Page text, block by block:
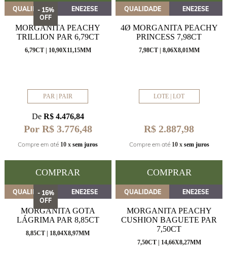
- 15%
OFF
QUALIDADE ENE2ESE
MORGANITA PEACHY
TRILLION PAR 6,79CT
6,79CT | 10,90X11,15MM
PAR | PAIR
De R$ 4.476,84
Por R$ 3.776,48
Compre em até 10 x sem juros
COMPRAR
QUALIDADE ENE2ESE
4Ø MORGANITA PEACHY
PRINCESS 7,98CT
7,98CT | 8,06X8,01MM
LOTE | LOT
R$ 2.887,98
Compre em até 10 x sem juros
COMPRAR
- 16%
OFF
QUALIDADE ENE2ESE
MORGANITA GOTA
LÁGRIMA PAR 8,85CT
8,85CT | 18,04X8,97MM
QUALIDADE ENE2ESE
MORGANITA PEACHY
CUSHION BAGUETE PAR
7,50CT
7,50CT | 14,66X8,27MM